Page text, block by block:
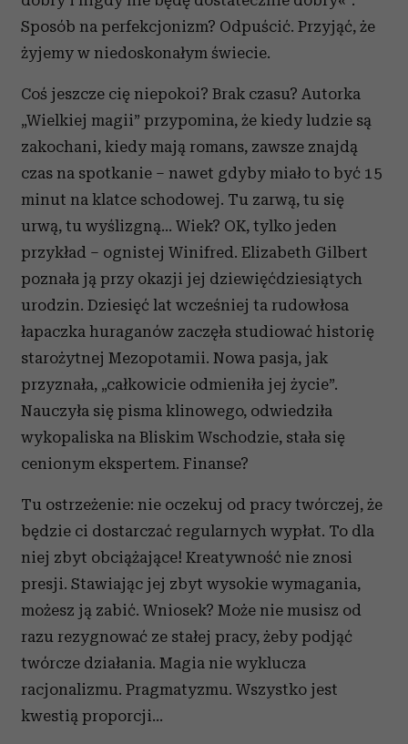
Sposób na perfekcjonizm? Odpuścić. Przyjąć, że
żyjemy w niedoskonałym świecie.
Coś jeszcze cię niepokoi? Brak czasu? Autorka
„Wielkiej magii” przypomina, że kiedy ludzie są
zakochani, kiedy mają romans, zawsze znajdą
czas na spotkanie – nawet gdyby miało to być 15
minut na klatce schodowej. Tu zarwą, tu się
urwą, tu wyślizgną… Wiek? OK, tylko jeden
przykład – ognistej Winifred. Elizabeth Gilbert
poznała ją przy okazji jej dziewięćdziesiątych
urodzin. Dziesięć lat wcześniej ta rudowłosa
łapaczka huraganów zaczęła studiować historię
starożytnej Mezopotamii. Nowa pasja, jak
przyznała, „całkowicie odmieniła jej życie”.
Nauczyła się pisma klinowego, odwiedziła
wykopaliska na Bliskim Wschodzie, stała się
cenionym ekspertem. Finanse?
Tu ostrzeżenie: nie oczekuj od pracy twórczej, że
będzie ci dostarczać regularnych wypłat. To dla
niej zbyt obciążające! Kreatywność nie znosi
presji. Stawiając jej zbyt wysokie wymagania,
możesz ją zabić. Wniosek? Może nie musisz od
razu rezygnować ze stałej pracy, żeby podjąć
twórcze działania. Magia nie wyklucza
racjonalizmu. Pragmatyzmu. Wszystko jest
kwestią proporcji…